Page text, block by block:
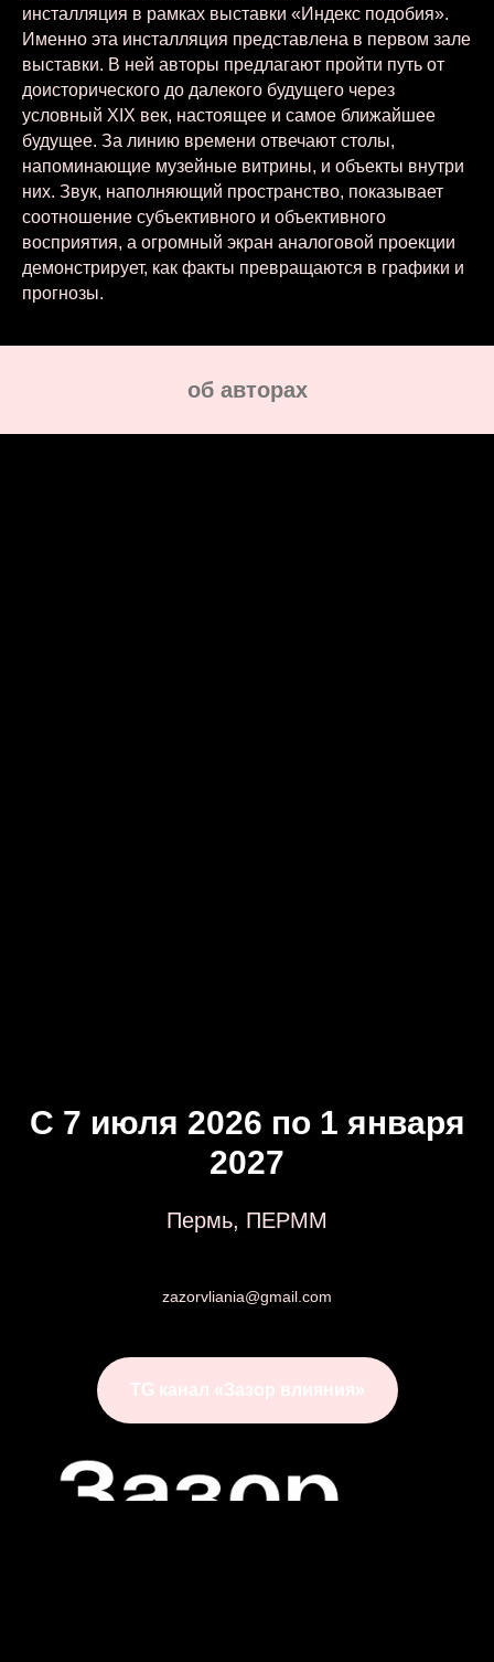
инсталляция в рамках выставки «Индекс подобия».
Именно эта инсталляция представлена в первом зале
выставки. В ней авторы предлагают пройти путь от
доисторического до далекого будущего через
условный XIX век, настоящее и самое ближайшее
будущее. За линию времени отвечают столы,
напоминающие музейные витрины, и объекты внутри
них. Звук, наполняющий пространство, показывает
соотношение субъективного и объективного
восприятия, а огромный экран аналоговой проекции
демонстрирует, как факты превращаются в графики и
прогнозы.
oб авторах
С 7 июля 2026 по 1 января
2027
Пермь, ПЕРММ
zazorvliania@gmail.com
TG канал «Зазор влияния»